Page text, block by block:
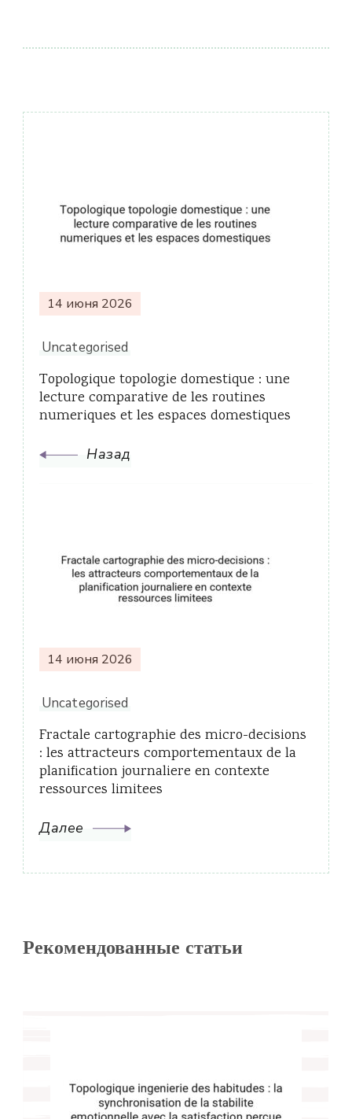
по
записям
14 июня 2026
Uncategorised
Topologique topologie domestique : une
lecture comparative de les routines
numeriques et les espaces domestiques
Назад
14 июня 2026
Uncategorised
Fractale cartographie des micro-decisions
: les attracteurs comportementaux de la
planification journaliere en contexte
ressources limitees
Далее
Рекомендованные статьи